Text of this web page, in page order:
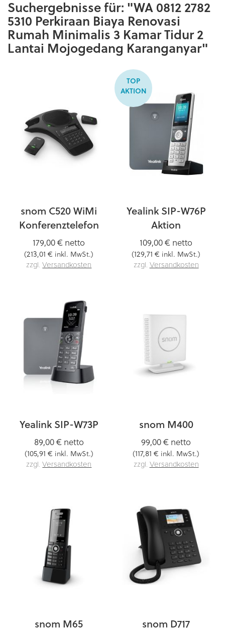
Suchergebnisse für: "WA 0812 2782
5310 Perkiraan Biaya Renovasi
Rumah Minimalis 3 Kamar Tidur 2
Lantai Mojogedang Karanganyar"
snom C520 WiMi
Konferenztelefon
179,00 € netto
(213,01 € inkl. MwSt.)
zzgl.Versandkosten
TOP
AKTION
Yealink SIP-W76P
Aktion
109,00 € netto
(129,71 € inkl. MwSt.)
zzgl. Versandkosten
Yealink SIP-W73P
89,00 €netto
(105,91 € inkl. MwSt.)
zzgl.Versandkosten
snom M400
99,00 € netto
(117,81 € inkl. MwSt.)
zzgl. Versandkosten
snom M65 snom D717